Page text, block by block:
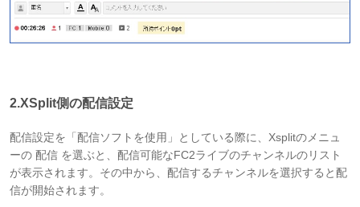
2.XSplit側の配信設定
配信設定を「配信ソフトを使用」としている際に、Xsplitのメニュ
ーの 配信 を選ぶと、配信可能なFC2ライブのチャンネルのリスト
が表示されます。その中から、配信するチャンネルを選択すると配
信が開始されます。